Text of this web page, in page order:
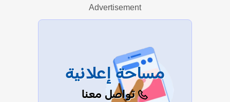
عرض الكل
Advertisement
مساحة إعلانية
تواصل معنا